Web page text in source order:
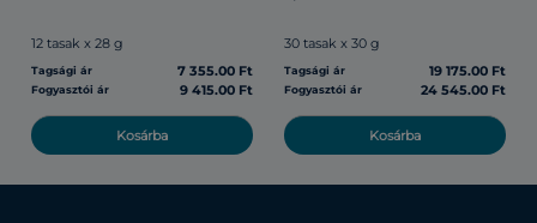
12 tasak x 28 g
Tagsági ár 7 355.00 Ft
Fogyasztói ár 9 415.00 Ft
Kosárba
30 tasak x 30 g
Tagsági ár 19 175.00 Ft
Fogyasztói ár 24 545.00 Ft
Kosárba